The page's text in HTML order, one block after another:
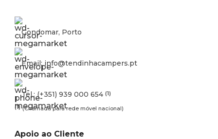
Gondomar, Porto
Email: info@tendinhacampers.pt
Tel.: (+351) 939 000 654 (1)
(1) (Chamada para rede móvel nacional)
Apoio ao Cliente